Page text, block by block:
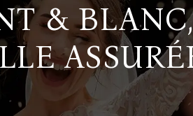
&